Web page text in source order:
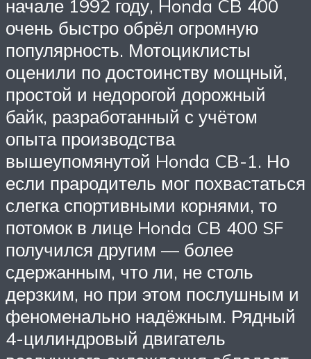
начале 1992 году, Honda CB 400
очень быстро обрёл огромную
популярность. Мотоциклисты
оценили по достоинству мощный,
простой и недорогой дорожный
байк, разработанный с учётом
опыта производства
вышеупомянутой Honda CB-1. Но
если прародитель мог похвастаться
слегка спортивными корнями, то
потомок в лице Honda CB 400 SF
получился другим — более
сдержанным, что ли, не столь
дерзким, но при этом послушным и
феноменально надёжным. Рядный
4-цилиндровый двигатель